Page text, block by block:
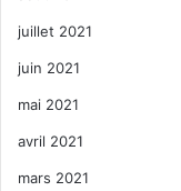
juillet 2021
juin 2021
mai 2021
avril 2021
mars 2021